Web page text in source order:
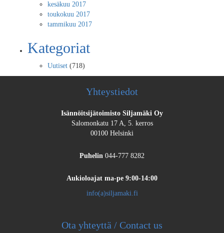
kesäkuu 2017
toukokuu 2017
tammikuu 2017
Kategoriat
Uutiset (718)
Yhteystiedot
Isännöitsijätoimisto Siljamäki Oy
Salomonkatu 17 A, 5. kerros
00100 Helsinki
Puhelin 044-777 8282
Aukioloajat ma-pe 9:00-14:00
info(a)siljamaki.fi
Ota yhteyttä / Contact us